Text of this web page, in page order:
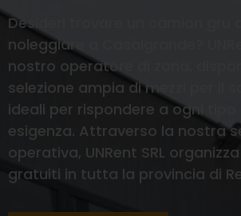
Desideri trovare un camion gru
noleggiare a Casalgrande?
nostro operatore di zona,
selezione ampia di mezzi per il
ideali per rispondere a ogni tipo
esigenza. Attraverso la nostra
operativa, UNRent SRL
gratuiti in tutta la provincia di